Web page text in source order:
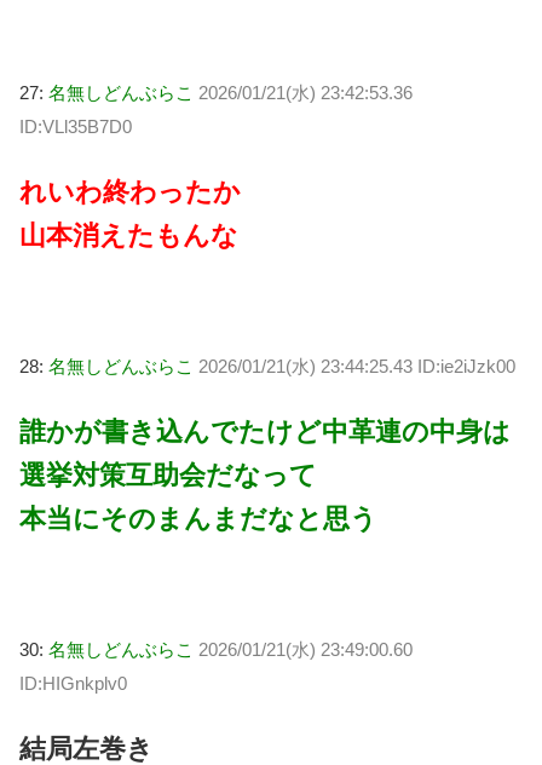
27: 名無しどんぶらこ 2026/01/21(水) 23:42:53.36
ID:VLl35B7D0
れいわ終わったか
山本消えたもんな
28: 名無しどんぶらこ 2026/01/21(水) 23:44:25.43 ID:ie2iJzk00
誰かが書き込んでたけど中革連の中身は
選挙対策互助会だなって
本当にそのまんまだなと思う
30: 名無しどんぶらこ 2026/01/21(水) 23:49:00.60
ID:HIGnkplv0
結局左巻き